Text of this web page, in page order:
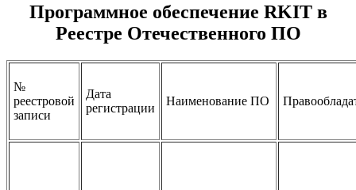
Программное обеспечение RKIT в
Реестре Отечественного ПО
№
реестровой
записи
Дата
регистрации
Наименование ПО